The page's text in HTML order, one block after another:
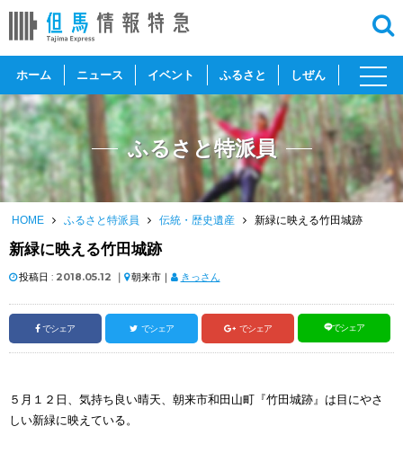
ホーム ニュース イベント ふるさと しぜん
toggle
ふるさと特派員
HOME ふるさと特派員 伝統・歴史遺産 新緑に映える竹田城跡
新緑に映える竹田城跡
投稿日 : 2018.05.12 ｜ 朝来市｜ きっさん
でシェア でシェア でシェア でシェア
５月１２日、気持ち良い晴天、朝来市和田山町『竹田城跡』は目にやさ
しい新緑に映えている。